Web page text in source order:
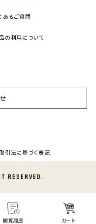
あるご質問
の利用について
引法に基づく表記
RESERVED.